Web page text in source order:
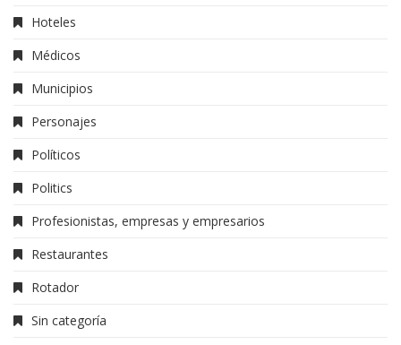
Hoteles
Médicos
Municipios
Personajes
Políticos
Politics
Profesionistas, empresas y empresarios
Restaurantes
Rotador
Sin categoría